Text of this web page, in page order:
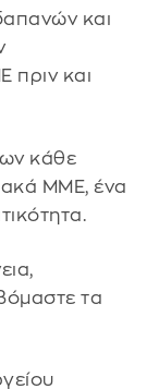
και
πριν και
κάθε
ΜΜΕ, ένα
τα